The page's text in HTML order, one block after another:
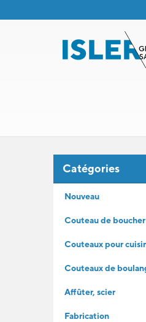
Catégories
Nouveau
Couteau de boucher
Couteaux pour
Couteaux de
Affûter, scier
Fabrication